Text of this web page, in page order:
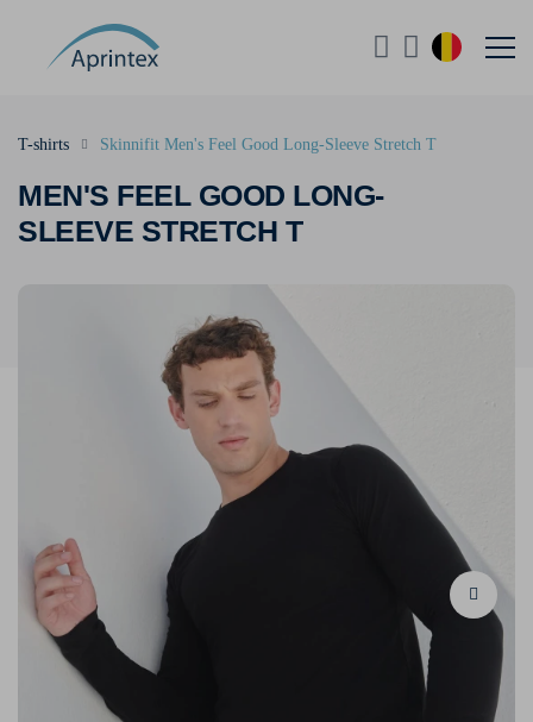
MEN'S FEEL GOOD LONG-
SLEEVE STRETCH T
T-shirts Skinnifit Men's Feel Good Long-Sleeve Stretch T